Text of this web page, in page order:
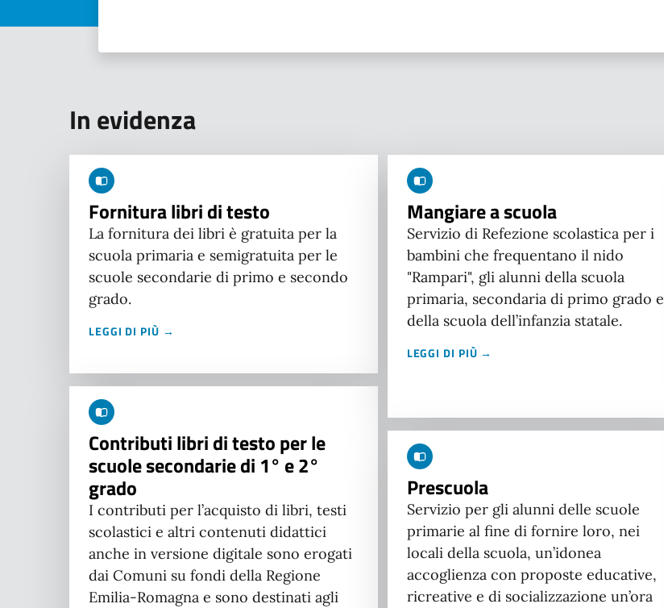
In evidenza
Fornitura libri di testo
La fornitura dei libri è gratuita per la
scuola primaria e semigratuita per le
scuole secondarie di primo e secondo
grado.
LEGGI DI PIÙ →
Contributi libri di testo per le
scuole secondarie di 1° e 2°
grado
I contributi per l’acquisto di libri, testi
scolastici e altri contenuti didattici
anche in versione digitale sono erogati
dai Comuni su fondi della Regione
Emilia-Romagna e sono destinati agli
Mangiare a scuola
Servizio di Refezione scolastica per i
bambini che frequentano il nido
"Rampari", gli alunni della scuola
primaria, secondaria di primo grado e
della scuola dell’infanzia statale.
LEGGI DI PIÙ →
Prescuola
Servizio per gli alunni delle scuole
primarie al fine di fornire loro, nei
locali della scuola, un’idonea
accoglienza con proposte educative,
ricreative e di socializzazione un’ora